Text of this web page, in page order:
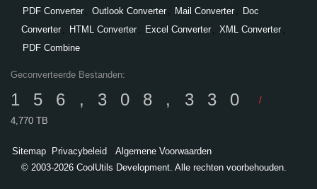
PDF Converter Outlook Converter Mail Converter
Doc
Converter
HTML Converter Excel Converter XML Converter
PDF Combine
Geconverteerde Bestanden:
156,308,330
/
4,770 TB
Sitemap Privacybeleid
Algemene Voorwaarden
© 2003-2026 CoolUtils Development. Alle rechten voorbehouden.